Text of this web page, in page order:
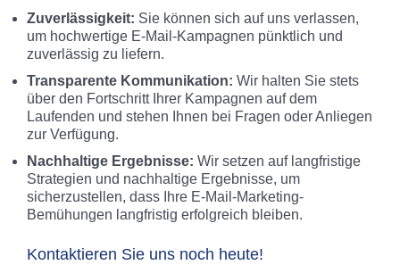
Zuverlässigkeit: Sie können sich auf uns verlassen,
um hochwertige E-Mail-Kampagnen pünktlich und
zuverlässig zu liefern.
Transparente Kommunikation: Wir halten Sie stets
über den Fortschritt Ihrer Kampagnen auf dem
Laufenden und stehen Ihnen bei Fragen oder Anliegen
zur Verfügung.
Nachhaltige Ergebnisse: Wir setzen auf langfristige
Strategien und nachhaltige Ergebnisse, um
sicherzustellen, dass Ihre E-Mail-Marketing-
Bemühungen langfristig erfolgreich bleiben.
Kontaktieren Sie uns noch heute!